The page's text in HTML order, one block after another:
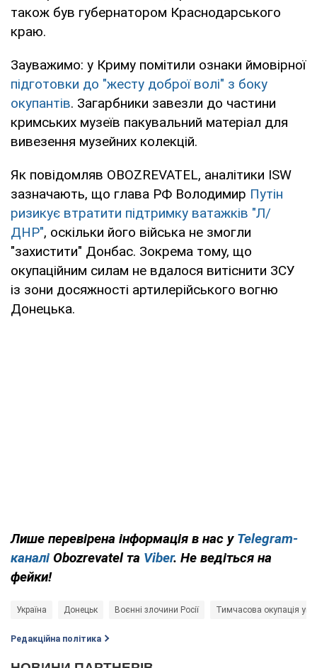
також був губернатором Краснодарського
краю.
Зауважимо: у Криму помітили ознаки ймовірної
підготовки до "жесту доброї волі" з боку
окупантів. Загарбники завезли до частини
кримських музеїв пакувальний матеріал для
вивезення музейних колекцій.
Як повідомляв OBOZREVATEL, аналітики ISW
зазначають, що глава РФ Володимир Путін
ризикує втратити підтримку ватажків "Л/
ДНР", оскільки його війська не змогли
"захистити" Донбас. Зокрема тому, що
окупаційним силам не вдалося витіснити ЗСУ
із зони досяжності артилерійського вогню
Донецька.
Лише перевірена інформація в нас у Telegram-
каналі Obozrevatel та Viber. Не ведіться на
фейки!
Україна Донецьк Воєнні злочини Росії Тимчасова окупація
Редакційна політика